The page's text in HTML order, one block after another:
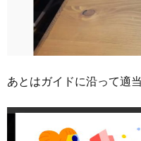
あとはガイドに沿って適